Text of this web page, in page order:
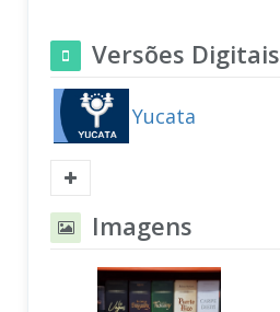
Versões Digitais
Yucata
Imagens